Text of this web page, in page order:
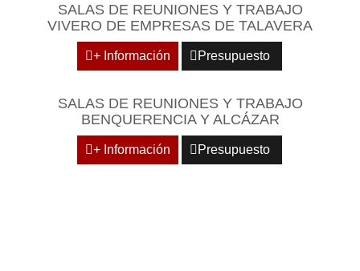
SALAS DE REUNIONES Y TRABAJO
VIVERO DE EMPRESAS DE TALAVERA
+ Información Presupuesto
SALAS DE REUNIONES Y TRABAJO
BENQUERENCIA Y ALCÁZAR
+ Información Presupuesto